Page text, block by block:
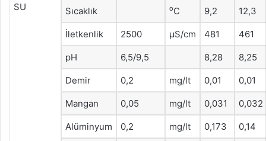
SU
Sıcaklık oC 9,2 12,3
İletkenlik 2500 μS/cm 481 461
pH 6,5/9,5 8,28 8,25
Demir 0,2 mg/lt 0,01 0,01
Mangan 0,05 mg/lt 0,031 0,032
Alüminyum 0,2 mg/lt 0,173 0,14